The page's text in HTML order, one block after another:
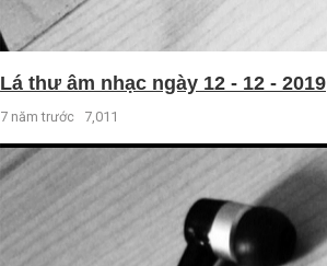
Lá thư âm nhạc ngày 12 - 12 - 2019
7 năm trước 7,011